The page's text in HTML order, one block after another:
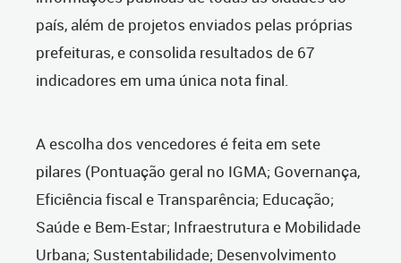
país, além de projetos enviados pelas próprias
prefeituras, e consolida resultados de 67
indicadores em uma única nota final.
A escolha dos vencedores é feita em sete
pilares (Pontuação geral no IGMA; Governança,
Eficiência fiscal e Transparência; Educação;
Saúde e Bem-Estar; Infraestrutura e Mobilidade
Urbana; Sustentabilidade; Desenvolvimento